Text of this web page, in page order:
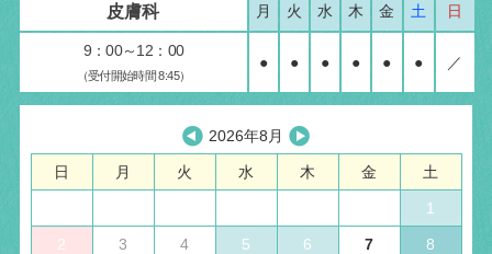
皮膚科 月 火 水 木 金 土 日
9：00～12：00
（受付開始時間 8:45）
● ● ● ● ● ● ／
2026年8月
日 月 火 水 木 金 土
1
2 3 4 5 6 7 8